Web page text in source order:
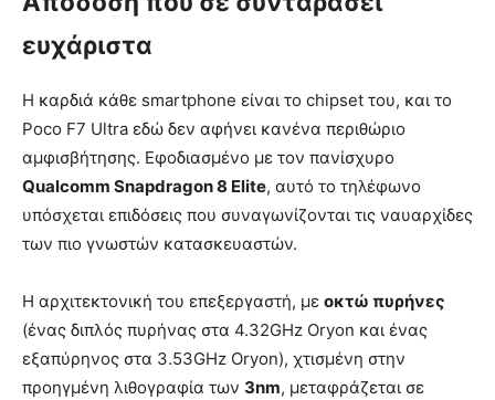
ευχάριστα
Η καρδιά κάθε smartphone είναι το chipset του, και το
Poco F7 Ultra εδώ δεν αφήνει κανένα περιθώριο
αμφισβήτησης. Εφοδιασμένο με τον πανίσχυρο
Qualcomm Snapdragon 8 Elite, αυτό το τηλέφωνο
υπόσχεται επιδόσεις που συναγωνίζονται τις ναυαρχίδες
των πιο γνωστών κατασκευαστών.
Η αρχιτεκτονική του επεξεργαστή, με οκτώ πυρήνες
(ένας διπλός πυρήνας στα 4.32GHz Oryon και ένας
εξαπύρηνος στα 3.53GHz Oryon), χτισμένη στην
προηγμένη λιθογραφία των 3nm, μεταφράζεται σε